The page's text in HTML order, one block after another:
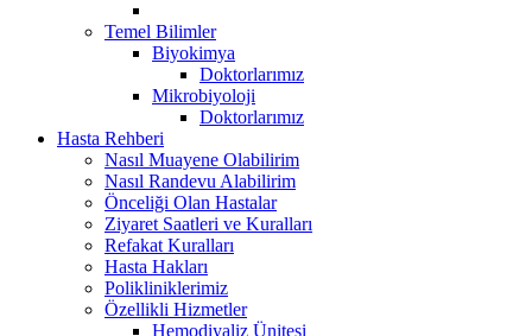
Temel Bilimler
Biyokimya
Doktorlarımız
Mikrobiyoloji
Doktorlarımız
Hasta Rehberi
Nasıl Muayene Olabilirim
Nasıl Randevu Alabilirim
Önceliği Olan Hastalar
Ziyaret Saatleri ve Kuralları
Refakat Kuralları
Hasta Hakları
Polikliniklerimiz
Özellikli Hizmetler
Hemodiyaliz Ünitesi